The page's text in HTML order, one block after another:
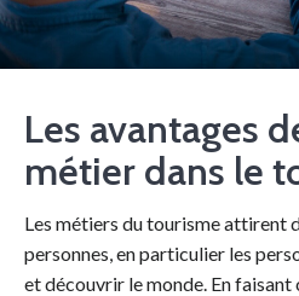
Les avantages
métier dans le
Les métiers du tourisme attirent
personnes, en particulier les
et découvrir le monde. En